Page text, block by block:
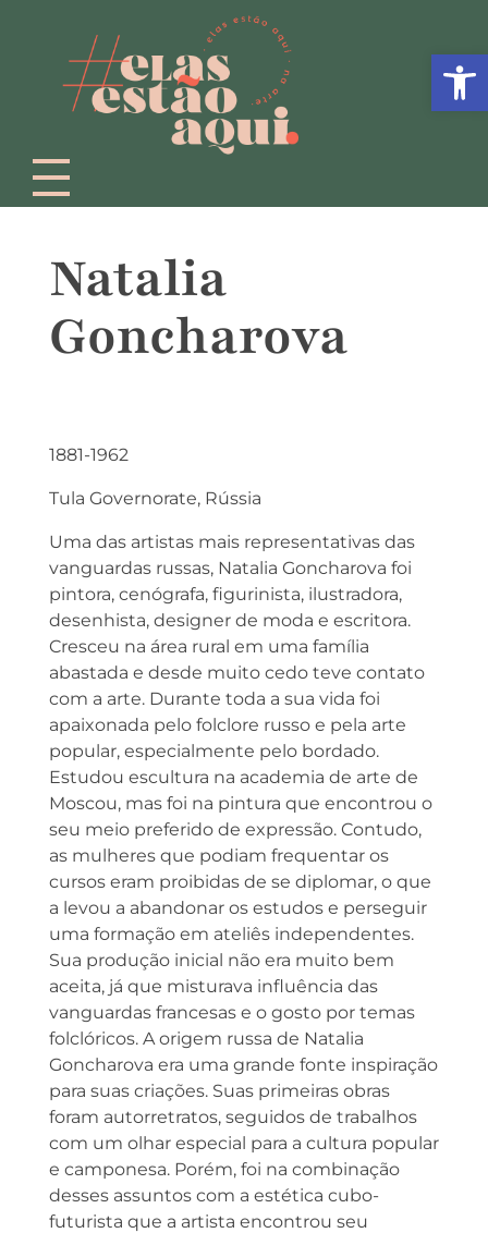
Natalia
Goncharova
1881-1962
Tula Governorate, Rússia
Uma das artistas mais representativas das
vanguardas russas, Natalia Goncharova foi
pintora, cenógrafa, figurinista, ilustradora,
desenhista, designer de moda e escritora.
Cresceu na área rural em uma família
abastada e desde muito cedo teve contato
com a arte. Durante toda a sua vida foi
apaixonada pelo folclore russo e pela arte
popular, especialmente pelo bordado.
Estudou escultura na academia de arte de
Moscou, mas foi na pintura que encontrou o
seu meio preferido de expressão. Contudo,
as mulheres que podiam frequentar os
cursos eram proibidas de se diplomar, o que
a levou a abandonar os estudos e perseguir
uma formação em ateliês independentes.
Sua produção inicial não era muito bem
aceita, já que misturava influência das
vanguardas francesas e o gosto por temas
folclóricos. A origem russa de Natalia
Goncharova era uma grande fonte inspiração
para suas criações. Suas primeiras obras
foram autorretratos, seguidos de trabalhos
com um olhar especial para a cultura popular
e camponesa. Porém, foi na combinação
desses assuntos com a estética cubo-
futurista que a artista encontrou seu
Abrir